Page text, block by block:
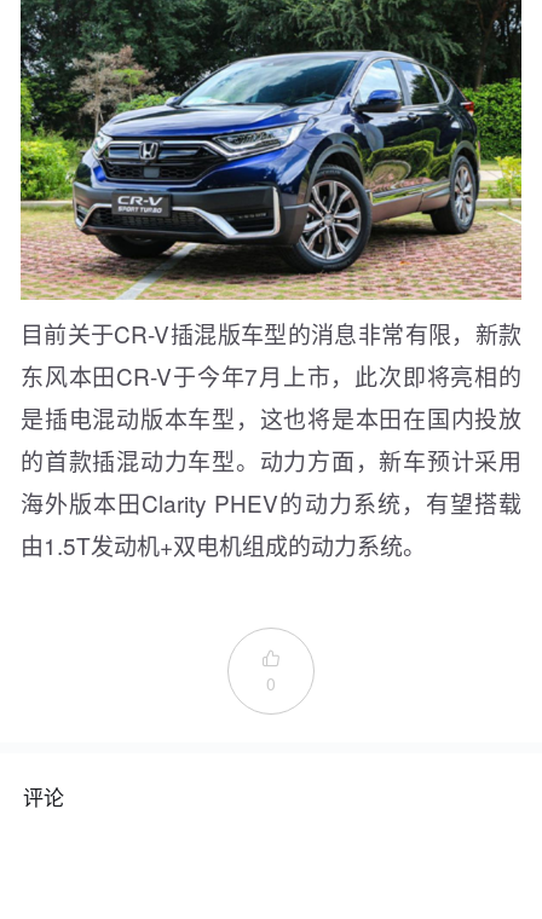
目前关于CR-V插混版车型的消息非常有限，新款
东风本田CR-V于今年7月上市，此次即将亮相的
是插电混动版本车型，这也将是本田在国内投放
的首款插混动力车型。动力方面，新车预计采用
海外版本田Clarity PHEV的动力系统，有望搭载
由1.5T发动机+双电机组成的动力系统。

0
评论